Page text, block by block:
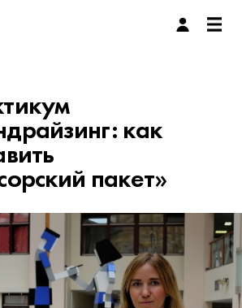
как
пакет»